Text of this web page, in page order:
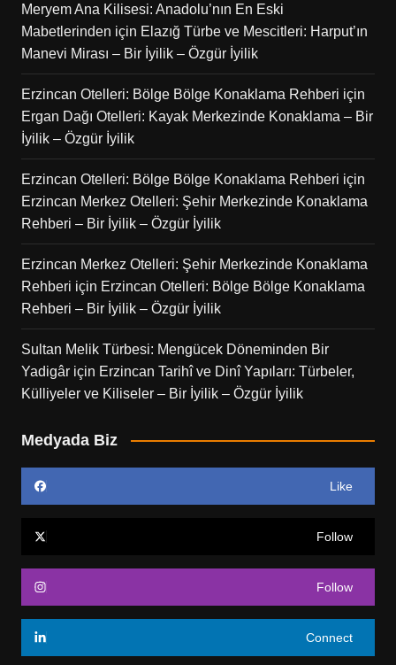
Meryem Ana Kilisesi: Anadolu’nın En Eski
Mabetlerinden için Elazığ Türbe ve Mescitleri: Harput’ın
Manevi Mirası – Bir İyilik – Özgür İyilik
Erzincan Otelleri: Bölge Bölge Konaklama Rehberi için
Ergan Dağı Otelleri: Kayak Merkezinde Konaklama – Bir
İyilik – Özgür İyilik
Erzincan Otelleri: Bölge Bölge Konaklama Rehberi için
Erzincan Merkez Otelleri: Şehir Merkezinde Konaklama
Rehberi – Bir İyilik – Özgür İyilik
Erzincan Merkez Otelleri: Şehir Merkezinde Konaklama
Rehberi için Erzincan Otelleri: Bölge Bölge Konaklama
Rehberi – Bir İyilik – Özgür İyilik
Sultan Melik Türbesi: Mengücek Döneminden Bir
Yadigâriçin Erzincan Tarihî ve Dinî Yapıları: Türbeler,
Külliyeler ve Kiliseler – Bir İyilik – Özgür İyilik
Medyada Biz
Like
Follow
Follow
Connect